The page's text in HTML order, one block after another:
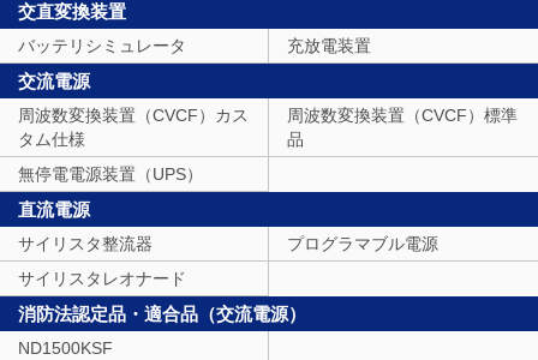
交直変換装置
バッテリシミュレータ 充放電装置
交流電源
周波数変換装置（CVCF）カス
タム仕様
周波数変換装置（CVCF）標準
品
無停電電源装置（UPS）
直流電源
サイリスタ整流器
プログラマブル電源
サイリスタレオナード
消防法認定品・適合品（交流電源）
ND1500KSF